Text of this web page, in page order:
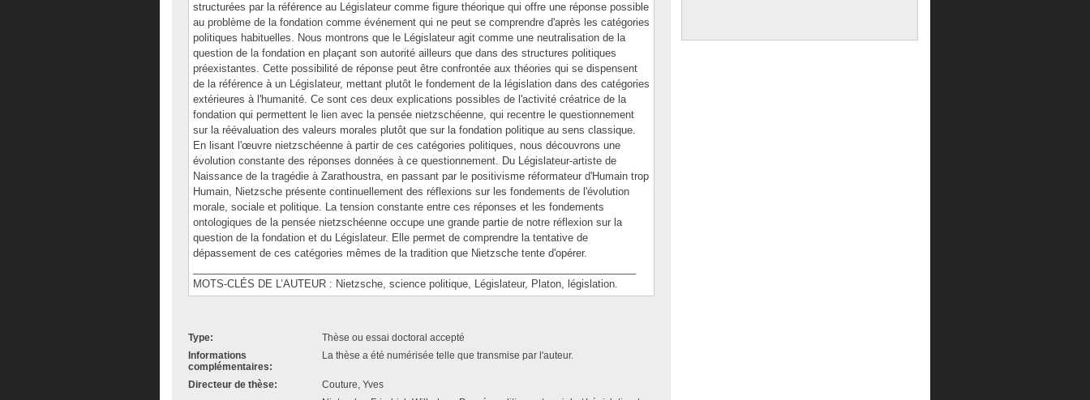
structurées par la référence au Législateur comme figure théorique qui offre une réponse possible
au problème de la fondation comme événement qui ne peut se comprendre d'après les catégories
politiques habituelles. Nous montrons que le Législateur agit comme une neutralisation de la
question de la fondation en plaçant son autorité ailleurs que dans des structures politiques
préexistantes. Cette possibilité de réponse peut être confrontée aux théories qui se dispensent
de la référence à un Législateur, mettant plutôt le fondement de la législation dans des catégories
extérieures à l'humanité. Ce sont ces deux explications possibles de l'activité créatrice de la
fondation qui permettent le lien avec la pensée nietzschéenne, qui recentre le questionnement
sur la réévaluation des valeurs morales plutôt que sur la fondation politique au sens classique.
En lisant l'œuvre nietzschéenne à partir de ces catégories politiques, nous découvrons une
évolution constante des réponses données à ce questionnement. Du Législateur-artiste de
Naissance de la tragédie à Zarathoustra, en passant par le positivisme réformateur d'Humain trop
Humain, Nietzsche présente continuellement des réflexions sur les fondements de l'évolution
morale, sociale et politique. La tension constante entre ces réponses et les fondements
ontologiques de la pensée nietzschéenne occupe une grande partie de notre réflexion sur la
question de la fondation et du Législateur. Elle permet de comprendre la tentative de
dépassement de ces catégories mêmes de la tradition que Nietzsche tente d'opérer.
MOTS-CLÉS DE L’AUTEUR : Nietzsche, science politique, Législateur, Platon, législation.
Type:
Thèse ou essai doctoral accepté
Informations
complémentaires:
La thèse a été numérisée telle que transmise par l'auteur.
Directeur de thèse:
Couture, Yves